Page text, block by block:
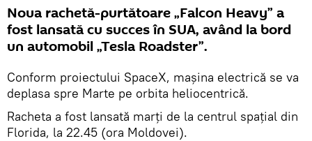
Noua rachetă-purtătoare „Falcon Heavy” a
fost lansată cu succes în SUA, având la bord
un automobil „Tesla Roadster”.
Conform proiectului SpaceX, mașina electrică se va
deplasa spre Marte pe orbita heliocentrică.
Racheta a fost lansată marți de la centrul spațial din
Florida, la 22.45 (ora Moldovei).